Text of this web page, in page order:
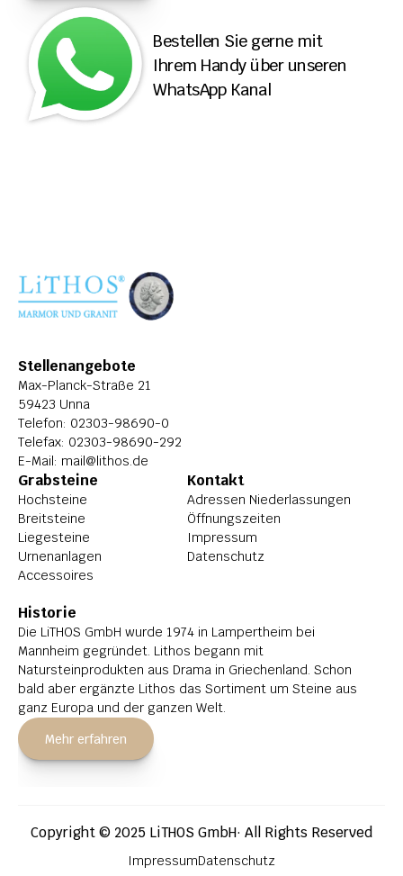
ÖFFNUNGSZEITEN
IMPRESSUM
ÜBER LITHOS
Bestellen Sie gerne mit
Ihrem Handy über unseren
WhatsApp Kanal
Stellenangebote
Max-Planck-Straße 21
59423 Unna
Telefon: 02303-98690-0
Telefax: 02303-98690-292
E-Mail: mail@lithos.de
Grabsteine
Hochsteine
Breitsteine
Liegesteine
Urnenanlagen
Accessoires
Kontakt
Adressen Niederlassungen
Öffnungszeiten
Impressum
Datenschutz
Historie
Die LiTHOS GmbH wurde 1974 in Lampertheim bei
Mannheim gegründet. Lithos begann mit
Natursteinprodukten aus Drama in Griechenland. Schon
bald aber ergänzte Lithos das Sortiment um Steine aus
ganz Europa und der ganzen Welt.
Mehr erfahren
Copyright © 2025 LiTHOS GmbH· All Rights Reserved
ImpressumDatenschutz